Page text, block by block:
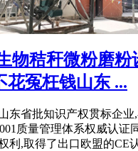
物秸秆微粉磨粉
花冤枉钱山东 ...
东省批知识产权贯标企业
质量管理体系权威认证
利,取得了出口欧盟的CE